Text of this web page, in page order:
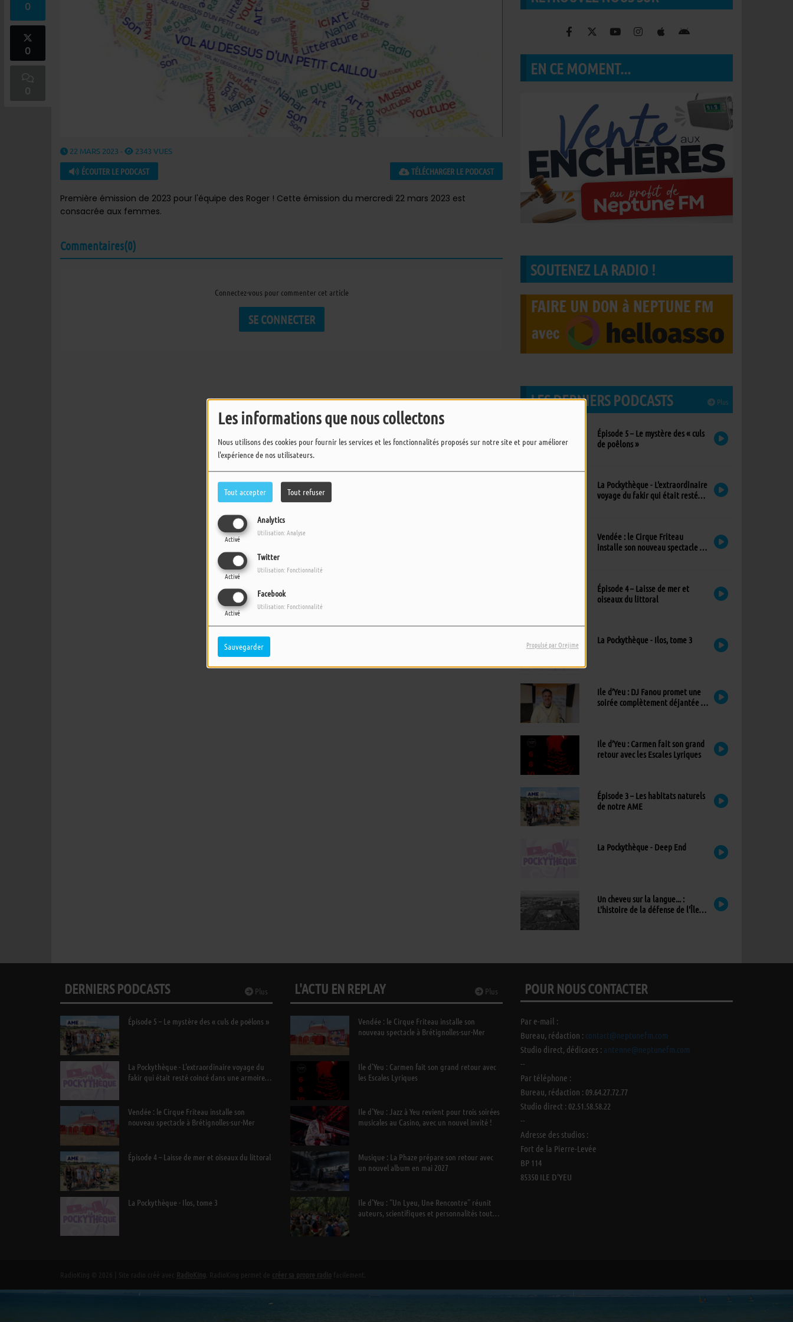
Les informations que nous collectons
Nous utilisons des cookies pour fournir les services et les fonctionnalités proposés sur notre site et pour améliorer
l'expérience de nos utilisateurs.
Tout accepter Tout refuser
Analytics
Activé
Utilisation: Analyse
Twitter
Activé
Utilisation: Fonctionnalité
Facebook
Activé
Utilisation: Fonctionnalité
Sauvegarder Propulsé par Orejime
0
0
0
22 MARS 2023 - 2343 VUES
ÉCOUTER LE PODCAST TÉLÉCHARGER LE PODCAST
Première émission de 2023 pour l'équipe des Roger ! Cette émission du mercredi 22 mars 2023 est
consacrée aux femmes.
Commentaires(0)
Connectez-vous pour commenter cet article
SE CONNECTER
EN CE MOMENT...
SOUTENEZ LA RADIO !
Plus
LES DERNIERS PODCASTS
Épisode 5 – Le mystère des « culs
de poêlons »
La Pockythèque - L'extraordinaire
voyage du fakir qui était resté
Vendée : le Cirque Friteau
installe son nouveau spectacle à
Épisode 4 – Laisse de mer et
oiseaux du littoral
La Pockythèque - Ilos, tome 3
Ile d’Yeu : DJ Fanou promet une
soirée complètement déjantée à
Ile d’Yeu : Carmen fait son grand
retour avec les Escales Lyriques
Épisode 3 – Les habitats naturels
de notre AME
La Pockythèque - Deep End
Un cheveu sur la langue... :
L'histoire de la défense de l'Île
Plus
DERNIERS PODCASTS
Épisode 5 – Le mystère des « culs de poêlons »
La Pockythèque - L'extraordinaire voyage du
fakir qui était resté coincé dans une armoire
Vendée : le Cirque Friteau installe son
nouveau spectacle à Brétignolles-sur-Mer
Épisode 4 – Laisse de mer et oiseaux du littoral
La Pockythèque - Ilos, tome 3
Plus
L'ACTU EN REPLAY
Vendée : le Cirque Friteau installe son
nouveau spectacle à Brétignolles-sur-Mer
Ile d’Yeu : Carmen fait son grand retour avec
les Escales Lyriques
Ile d’Yeu : Jazz à Yeu revient pour trois soirées
musicales au Casino, avec un nouvel invité !
Musique : La Phaze prépare son retour avec
un nouvel album en mai 2027
Ile d’Yeu : “Un Lyeu, Une Rencontre” réunit
auteurs, scientifiques et personnalités tout
POUR NOUS CONTACTER
Par e-mail :
Bureau, rédaction : contact@neptunefm.com
Studio direct, dédicaces : antenne@neptunefm.com
--
Par téléphone :
Bureau, rédaction : 09.64.27.72.77
Studio direct : 02.51.58.58.22
--
Adresse des studios :
Fort de la Pierre-Levée
BP 114
85350 ILE D'YEU